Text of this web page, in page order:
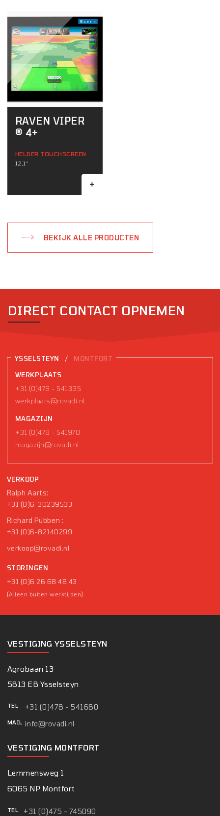
RAVEN VIPER
® 4+
HELDER TOUCHSCREEN
12,1“
BEKIJK ALLE PRODUCTEN
DIRECT CONTACT OPNEMEN
YSSELSTEYN / MONTFORT
WERKPLAATS
+31 (0)478 - 541335
werkplaats@rovadi.nl
MAGAZIJN
+31 (0)478 - 541970
magazijn@rovadi.nl
VERKOOP
Ralph Aarts:
+31 (0)6-30239533
Richard Pubben :
+31 (0)6-82140299
verkoop@rovadi.nl
STORINGEN
+31 (0)6 26 68 48 43
(Alleen buiten werktijden)
VESTIGING YSSELSTEYN
Agrobaan 13
5813 EB Ysselsteyn
TEL +31 (0)478 - 541680
MAIL info@rovadi.nl
VESTIGING MONTFORT
Lemmensweg 1
6065 NP Montfort
TEL +31 (0)475 - 745090